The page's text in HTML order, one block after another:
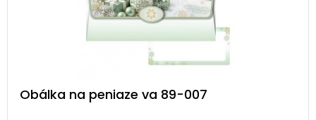
Obálka na peniaze va 89-007